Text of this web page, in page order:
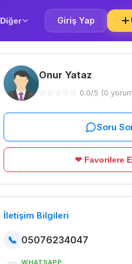
Diğer Giriş Yap
Onur Yataz
☆ ☆ ☆ ☆ ☆ 0.0/5 (0
Soru
❤ Favorilere
İletişim Bilgileri
📞 05076234047
WHATSAPP